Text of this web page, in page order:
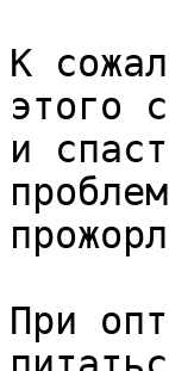
К
этого
и
При